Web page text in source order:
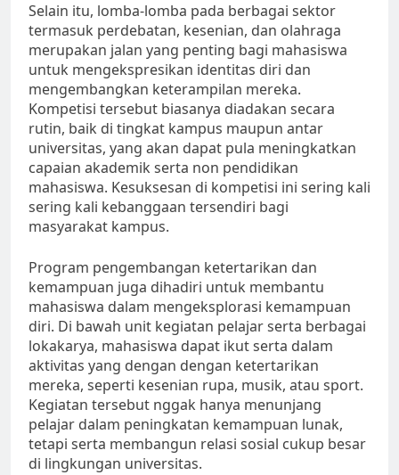
Selain itu, lomba-lomba pada berbagai sektor
termasuk perdebatan, kesenian, dan olahraga
merupakan jalan yang penting bagi mahasiswa
untuk mengekspresikan identitas diri dan
mengembangkan keterampilan mereka.
Kompetisi tersebut biasanya diadakan secara
rutin, baik di tingkat kampus maupun antar
universitas, yang akan dapat pula meningkatkan
capaian akademik serta non pendidikan
mahasiswa. Kesuksesan di kompetisi ini sering kali
sering kali kebanggaan tersendiri bagi
masyarakat kampus.
Program pengembangan ketertarikan dan
kemampuan juga dihadiri untuk membantu
mahasiswa dalam mengeksplorasi kemampuan
diri. Di bawah unit kegiatan pelajar serta berbagai
lokakarya, mahasiswa dapat ikut serta dalam
aktivitas yang dengan dengan ketertarikan
mereka, seperti kesenian rupa, musik, atau sport.
Kegiatan tersebut nggak hanya menunjang
pelajar dalam peningkatan kemampuan lunak,
tetapi serta membangun relasi sosial cukup besar
di lingkungan universitas.